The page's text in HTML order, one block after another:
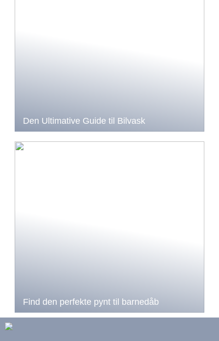
Den Ultimative Guide til Bilvask
Find den perfekte pynt til barnedåb